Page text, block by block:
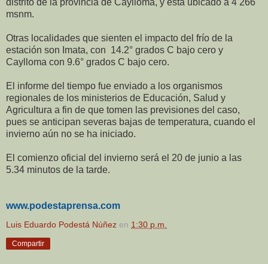
msnm.
Otras localidades que sienten el impacto del frío de la
estación son Imata, con 14.2° grados C bajo cero y
Caylloma con 9.6° grados C bajo cero.
El informe del tiempo fue enviado a los organismos
regionales de los ministerios de Educación, Salud y
Agricultura a fin de que tomen las previsiones del caso,
pues se anticipan severas bajas de temperatura, cuando el
invierno aún no se ha iniciado.
El comienzo oficial del invierno será el 20 de junio a las
5.34 minutos de la tarde.
www.podestaprensa.com
Luis Eduardo Podestá Núñez en 1:30 p.m.
Compartir